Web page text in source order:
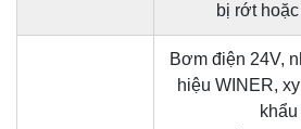
bị rớt
Bơm điện 24V,
hiệu WINER,